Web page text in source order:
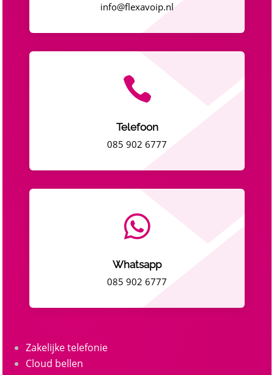
info@flexavoip.nl

Telefoon
085 902 6777

Whatsapp
085 902 6777
Zakelijke telefonie
Cloud bellen